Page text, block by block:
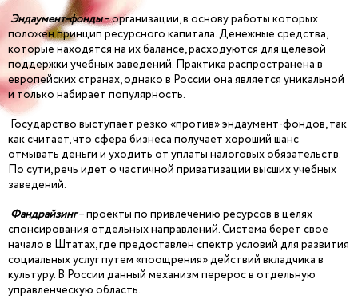
Эндаумент-фонды– организации, в основу работы которых
положен принцип ресурсного капитала. Денежные средства,
которые находятся на их балансе, расходуются для целевой
поддержки учебных заведений. Практика распространена в
европейских странах, однако в России она является уникальной
и только набирает популярность.
Государство выступает резко «против» эндаумент-фондов, так
как считает, что сфера бизнеса получает хороший шанс
отмывать деньги и уходить от уплаты налоговых обязательств.
По сути, речь идет о частичной приватизации высших учебных
заведений.
Фандрайзинг– проекты по привлечению ресурсов в целях
спонсирования отдельных направлений. Система берет свое
начало в Штатах, где предоставлен спектр условий для развития
социальных услуг путем «поощрения» действий вкладчика в
культуру. В России данный механизм перерос в отдельную
управленческую область.